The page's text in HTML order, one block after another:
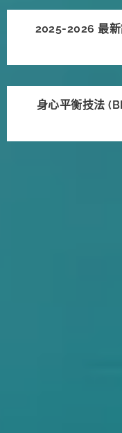
2025-2026 最
身心平衡技法